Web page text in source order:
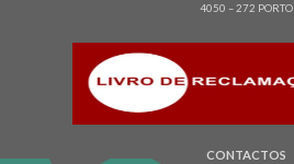
4050 – 272 PORTO
CONTACTOS